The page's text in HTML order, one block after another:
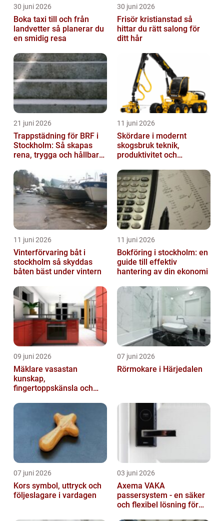
30 juni 2026
Boka taxi till och från
landvetter så planerar du
en smidig resa
30 juni 2026
Frisör kristianstad så
hittar du rätt salong för
ditt hår
21 juni 2026
Trappstädning för BRF i
Stockholm: Så skapas
rena, trygga och hållbara
11 juni 2026
Skördare i modernt
skogsbruk teknik,
produktivitet och
11 juni 2026
Vinterförvaring båt i
stockholm så skyddas
båten bäst under vintern
11 juni 2026
Bokföring i stockholm: en
guide till effektiv
hantering av din ekonomi
09 juni 2026
Mäklare vasastan
kunskap,
fingertoppskänsla och
07 juni 2026
Rörmokare i Härjedalen
07 juni 2026
Kors symbol, uttryck och
följeslagare i vardagen
03 juni 2026
Axema VAKA
passersystem - en säker
och flexibel lösning för